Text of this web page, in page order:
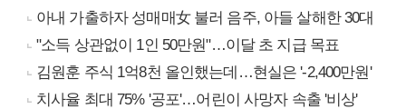
아내 가출하자 성매매女 불러 음주, 아들 살해한 30대
"소득 상관없이 1인 50만원"…이달 초 지급 목표
김원훈 주식 1억8천 올인했는데…현실은 '-2,400만원'
치사율 최대 75% '공포'…어린이 사망자 속출 '비상'